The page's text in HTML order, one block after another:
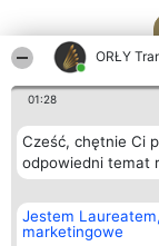
ORŁY
01:28
Cześć, chętnie Ci
odpowiedni temat
Jestem
marketingowe
Organizator
Bright Side Solutions sp. z
o. sp. k.